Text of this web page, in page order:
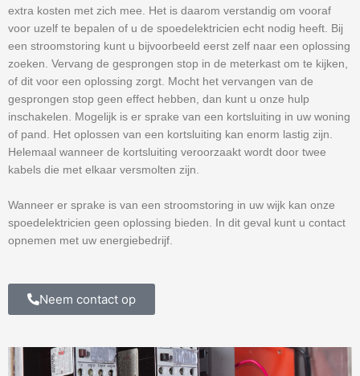
extra kosten met zich mee. Het is daarom verstandig om vooraf
voor uzelf te bepalen of u de spoedelektricien echt nodig heeft. Bij
een stroomstoring kunt u bijvoorbeeld eerst zelf naar een oplossing
zoeken. Vervang de gesprongen stop in de meterkast om te kijken,
of dit voor een oplossing zorgt. Mocht het vervangen van de
gesprongen stop geen effect hebben, dan kunt u onze hulp
inschakelen. Mogelijk is er sprake van een kortsluiting in uw woning
of pand. Het oplossen van een kortsluiting kan enorm lastig zijn.
Helemaal wanneer de kortsluiting veroorzaakt wordt door twee
kabels die met elkaar versmolten zijn.
Wanneer er sprake is van een stroomstoring in uw wijk kan onze
spoedelektricien geen oplossing bieden. In dit geval kunt u contact
opnemen met uw energiebedrijf.
Neem contact op